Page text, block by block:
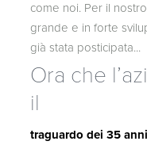
come noi. Per il
grande e in forte
già stata posticipata...
Ora che
il
traguardo dei 35